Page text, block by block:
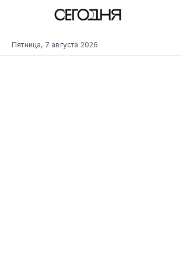
Пятница, 7 августа 2026